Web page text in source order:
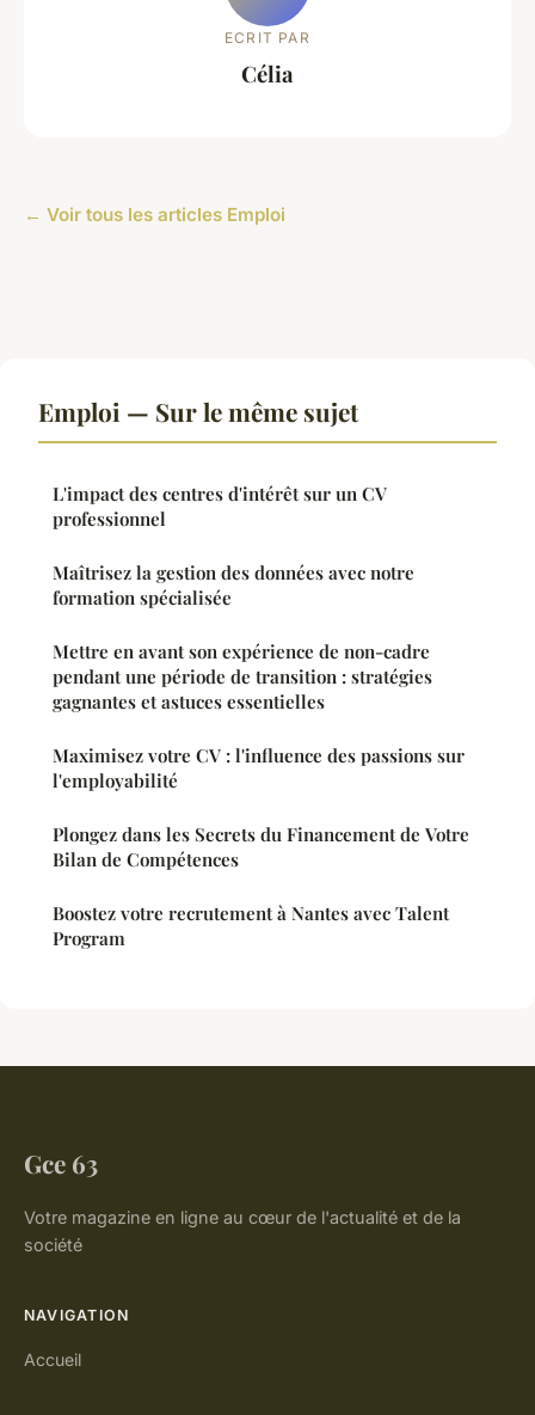
ECRIT PAR
Célia
← Voir tous les articles Emploi
Emploi — Sur le même sujet
L'impact des centres d'intérêt sur un CV
professionnel
Maîtrisez la gestion des données avec notre
formation spécialisée
Mettre en avant son expérience de non-cadre
pendant une période de transition : stratégies
gagnantes et astuces essentielles
Maximisez votre CV : l'influence des passions sur
l'employabilité
Plongez dans les Secrets du Financement de Votre
Bilan de Compétences
Boostez votre recrutement à Nantes avec Talent
Program
Gce 63
Votre magazine en ligne au cœur de l'actualité et de la
société
NAVIGATION
Accueil